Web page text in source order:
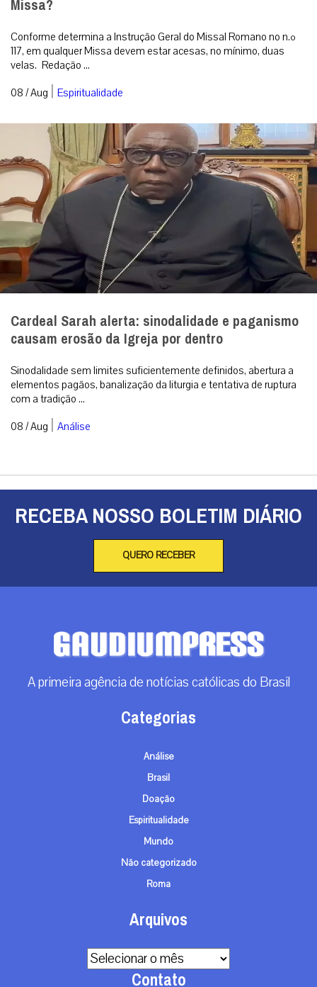
Conforme determina a Instrução Geral do Missal Romano no n.º
117, em qualquer Missa devem estar acesas, no mínimo, duas
velas. Redação ...
08 / Aug | Espiritualidade
Cardeal Sarah alerta: sinodalidade e paganismo
causam erosão da Igreja por dentro
Sinodalidade sem limites suficientemente definidos, abertura a
elementos pagãos, banalização da liturgia e tentativa de ruptura
com a tradição ...
08 / Aug | Análise
RECEBA NOSSO BOLETIM DIÁRIO
QUERO RECEBER
A primeira agência de notícias católicas do Brasil
Categorias
Análise
Brasil
Doação
Espiritualidade
Mundo
Não categorizado
Roma
Arquivos
Arquivos
Contato